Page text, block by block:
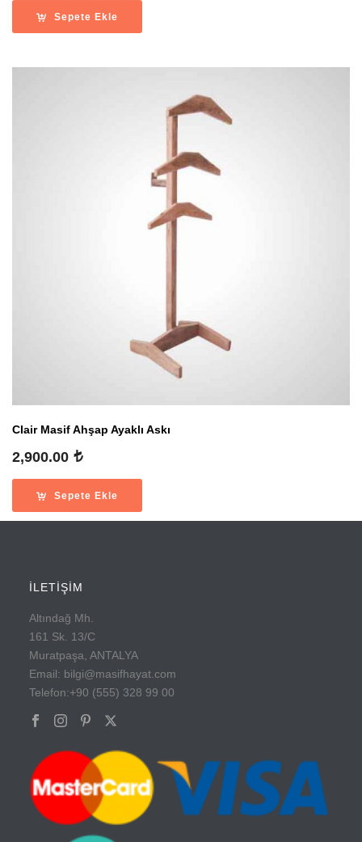
Sepete Ekle
Clair Masif Ahşap Ayaklı Askı
2,900.00
Sepete Ekle
İLETİŞİM
Altındağ Mh.
161 Sk. 13/C
Muratpaşa, ANTALYA
Email: bilgi@masifhayat.com
Telefon:+90 (555) 328 99 00